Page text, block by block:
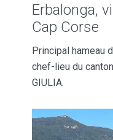
Erbalonga,
Cap Corse
Principal hameau
chef-lieu du
GIULIA.